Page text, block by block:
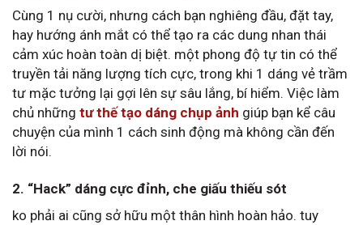
Cùng 1 nụ cười, nhưng cách bạn nghiêng đầu, đặt tay,
hay hướng ánh mắt có thể tạo ra các dung nhan thái
cảm xúc hoàn toàn dị biệt. một phong độ tự tin có thể
truyền tải năng lượng tích cực, trong khi 1 dáng vẻ trầm
tư mặc tưởng lại gợi lên sự sâu lắng, bí hiểm. Việc làm
chủ những tư thế tạo dáng chụp ảnh giúp bạn kể câu
chuyện của mình 1 cách sinh động mà không cần đến
lời nói.
2. “Hack” dáng cực đỉnh, che giấu thiếu sót
ko phải ai cũng sở hữu một thân hình hoàn hảo. tuy